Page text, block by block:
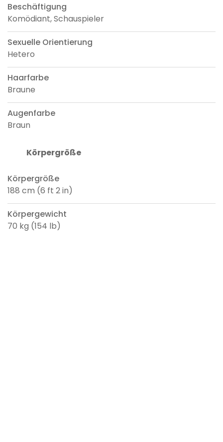
Beschäftigung
Komödiant, Schauspieler
Sexuelle Orientierung
Hetero
Haarfarbe
Braune
Augenfarbe
Braun
Körpergröße
Körpergröße
188 cm (6 ft 2 in)
Körpergewicht
70 kg (154 lb)